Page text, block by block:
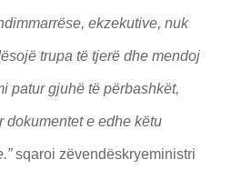
ekzekutive, nuk
trupa të tjerë dhe mendoj
patur gjuhë të përbashkët,
dokumentet e edhe këtu
sqaroi zëvendëskryeministri